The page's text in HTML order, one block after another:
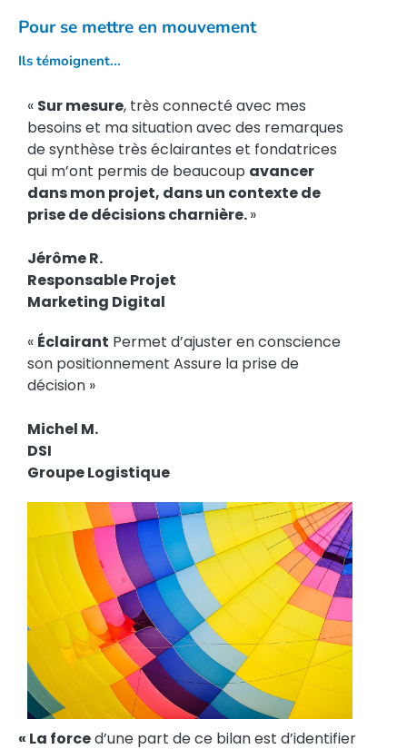
Pour se mettre en mouvement
Ils témoignent...
« Sur mesure, très connecté avec mes
besoins et ma situation avec des remarques
de synthèse très éclairantes et fondatrices
qui m’ont permis de beaucoup avancer
dans mon projet, dans un contexte de
prise de décisions charnière.»
Jérôme R.
Responsable Projet
Marketing Digital
« Éclairant Permet d’ajuster en conscience
son positionnement Assure la prise de
décision »
Michel M.
DSI
Groupe Logistique
« La forced’une part de ce bilan est d’identifier